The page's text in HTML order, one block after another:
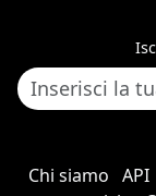
Chi siamo API